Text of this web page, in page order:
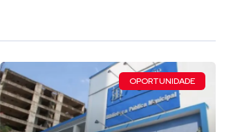
OPORTUNIDADE